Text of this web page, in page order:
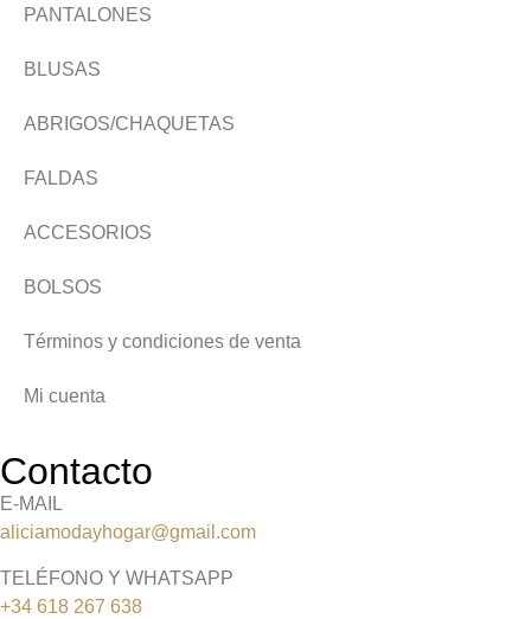
PANTALONES
BLUSAS
ABRIGOS/CHAQUETAS
FALDAS
ACCESORIOS
BOLSOS
Términos y condiciones de venta
Mi cuenta
Contacto
E-MAIL
aliciamodayhogar@gmail.com
TELÉFONO Y WHATSAPP
+34 618 267 638